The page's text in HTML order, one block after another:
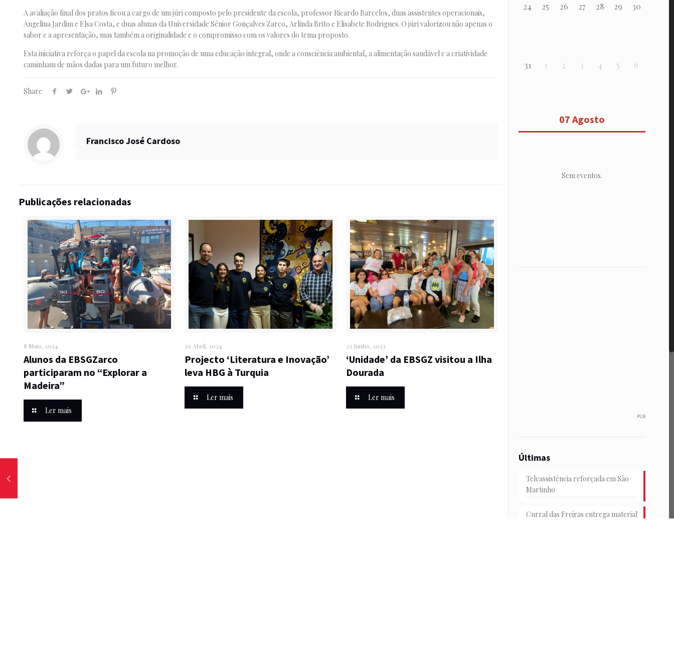
A avaliação final dos pratos ficou a cargo de um júri composto pelo presidente da escola, professor Ricardo Barcelos, duas assistentes operacionais,
Angelina Jardim e Elsa Costa, e duas alunas da Universidade Sénior Gonçalves Zarco, Arlinda Brito e Elisabete Rodrigues. O júri valorizou não apenas o
sabor e a apresentação, mas também a originalidade e o compromisso com os valores do tema proposto.
Esta iniciativa reforça o papel da escola na promoção de uma educação integral, onde a consciência ambiental, a alimentação saudável e a criatividade
caminham de mãos dadas para um futuro melhor.
Share
Francisco José Cardoso
Publicações relacionadas
8 Maio, 2024
Alunos da EBSGZarco
participaram no “Explorar a
Madeira”
Ler mais
29 Abril, 2024
Projecto ‘Literatura e Inovação’
leva HBG à Turquia
Ler mais
23 Junho, 2023
‘Unidade’ da EBSGZ visitou a Ilha
Dourada
Ler mais
24 25 26 27 28 29 30
31 1 2 3 4 5 6
07 Agosto
Sem eventos.
PUB
Últimas
Teleassistência reforçada em São
Martinho
Curral das Freiras entrega material